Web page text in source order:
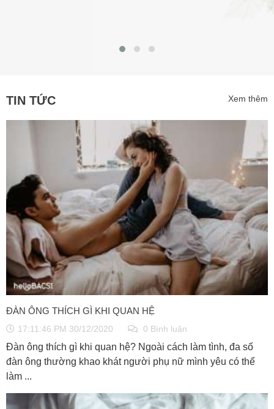
TIN TỨC Xem thêm
ĐÀN ÔNG THÍCH GÌ KHI QUAN HỆ
17:11:46 PM 30/12/2020 0 Bình luận
Đàn ông thích gì khi quan hệ? Ngoài cách làm tình, đa số
đàn ông thường khao khát người phụ nữ mình yêu có thể
làm ...